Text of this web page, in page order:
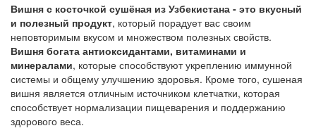
Вишня с косточкой сушёная из Узбекистана - это вкусный
и полезный продукт, который порадует вас своим
неповторимым вкусом и множеством полезных свойств.
Вишня богата антиоксидантами, витаминами и
минералами, которые способствуют укреплению иммунной
системы и общему улучшению здоровья. Кроме того, сушеная
вишня является отличным источником клетчатки, которая
способствует нормализации пищеварения и поддержанию
здорового веса.